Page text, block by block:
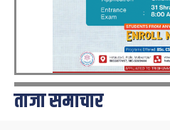
ताजा समाचार